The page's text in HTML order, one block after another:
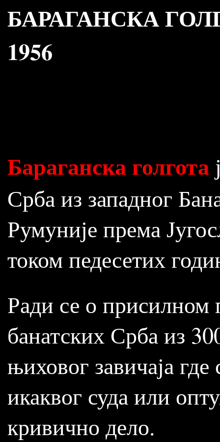
БАРАГАНСКА
1956
Бараганска голгота
Срба из западног
Румуније према
током педесетих
Ради се о присилном
банатских Срба из
њиховог завичаја
икаквог суда или
кривично дело.